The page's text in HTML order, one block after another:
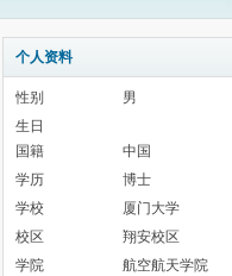
个人资料
性别
男
生日
国籍
中国
学历
博士
学校
厦门大学
校区
翔安校区
学院
航空航天学院